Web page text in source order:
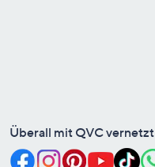
Überall mit QVC vernetzt